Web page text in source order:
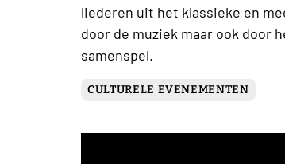
liederen uit het klassieke en
door de muziek maar ook door
samenspel.
CULTURELE EVENEMENTEN